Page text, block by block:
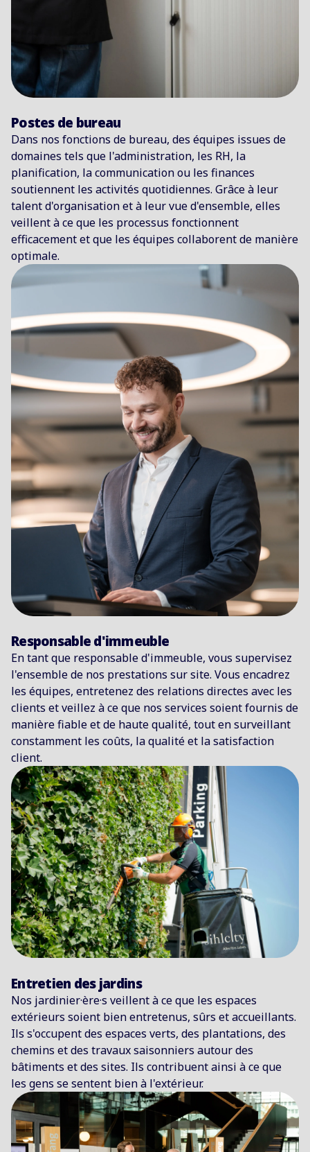
Postes de bureau
Dans nos fonctions de bureau, des équipes issues de
domaines tels que l'administration, les RH, la
planification, la communication ou les finances
soutiennent les activités quotidiennes. Grâce à leur
talent d'organisation et à leur vue d'ensemble, elles
veillent à ce que les processus fonctionnent
efficacement et que les équipes collaborent de manière
optimale.
Responsable d'immeuble
En tant que responsable d'immeuble, vous supervisez
l'ensemble de nos prestations sur site. Vous encadrez
les équipes, entretenez des relations directes avec les
clients et veillez à ce que nos services soient fournis de
manière fiable et de haute qualité, tout en surveillant
constamment les coûts, la qualité et la satisfaction
client.
Entretien des jardins
Nos jardinier·ère·s veillent à ce que les espaces
extérieurs soient bien entretenus, sûrs et accueillants.
Ils s'occupent des espaces verts, des plantations, des
chemins et des travaux saisonniers autour des
bâtiments et des sites. Ils contribuent ainsi à ce que
les gens se sentent bien à l'extérieur.